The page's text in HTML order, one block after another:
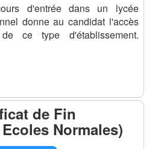
d'entrée dans un lycée
donne au candidat l'accès
ce type d'établissement.
de Fin
Normales)